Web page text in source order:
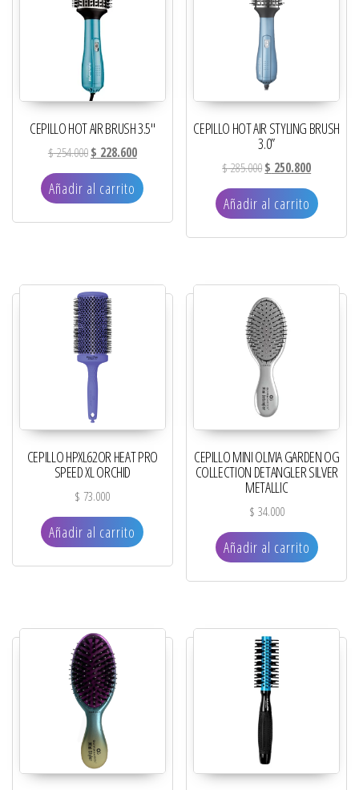
CEPILLO HOT AIR BRUSH 3.5″
$254.000El precio original era: $ 254.000.
$ 228.600El precio actual es: $ 228.600.
Añadir al carrito
CEPILLO HOT AIR STYLING BRUSH
3.0”
$285.000El precio original era:
$ 250.800El precio
Añadir al carrito
CEPILLO HPXL62OR HEAT PRO
SPEED XL ORCHID
$ 73.000
Añadir al carrito
CEPILLO MINI OLIVIA GARDEN OG
COLLECTION DETANGLER SILVER
METALLIC
$ 34.000
Añadir al carrito